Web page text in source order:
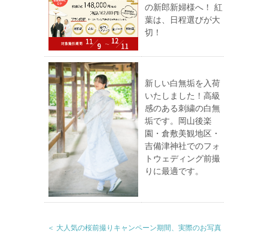
の新郎新婦様へ！ 紅
葉は、日程選びが大
切！
新しい白無垢を入荷
いたしました！高級
感のある刺繍の白無
垢です。岡山後楽
園・倉敷美観地区・
吉備津神社でのフォ
トウェディング前撮
りに最適です。
＜ 大人気の桜前撮りキャンペーン期間、実際のお写真